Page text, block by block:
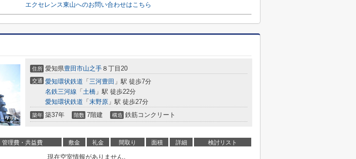
エクセレンス東山へのお問い合わせはこちら
住所 愛知県豊田市山之手 ８丁目20
交通 愛知環状鉄道 「 三河豊田 」駅 徒歩7分
名鉄三河線 「 土橋 」駅 徒歩22分
愛知環状鉄道 「 末野原 」駅 徒歩27分
築年 築37年 階数 7階建 構造 鉄筋コンクリート
管理費・共益費 敷金 礼金 間取り 面積 詳細 検討リスト
現在空室情報がありません。